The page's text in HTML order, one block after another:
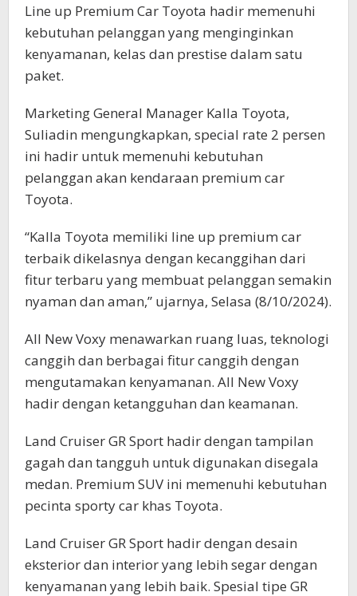
Line up Premium Car Toyota hadir memenuhi
kebutuhan pelanggan yang menginginkan
kenyamanan, kelas dan prestise dalam satu
paket.
Marketing General Manager Kalla Toyota,
Suliadin mengungkapkan, special rate 2 persen
ini hadir untuk memenuhi kebutuhan
pelanggan akan kendaraan premium car
Toyota.
“Kalla Toyota memiliki line up premium car
terbaik dikelasnya dengan kecanggihan dari
fitur terbaru yang membuat pelanggan semakin
nyaman dan aman,” ujarnya, Selasa (8/10/2024).
All New Voxy menawarkan ruang luas, teknologi
canggih dan berbagai fitur canggih dengan
mengutamakan kenyamanan. All New Voxy
hadir dengan ketangguhan dan keamanan.
Land Cruiser GR Sport hadir dengan tampilan
gagah dan tangguh untuk digunakan disegala
medan. Premium SUV ini memenuhi kebutuhan
pecinta sporty car khas Toyota.
Land Cruiser GR Sport hadir dengan desain
eksterior dan interior yang lebih segar dengan
kenyamanan yang lebih baik. Spesial tipe GR